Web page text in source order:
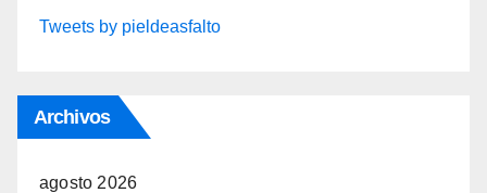
Tweets by pieldeasfalto
Archivos
agosto 2026